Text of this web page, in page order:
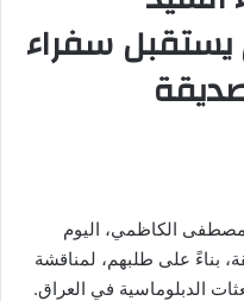
سفراء
الكاظمي، اليوم
وصديقة، بناءً على طلبهم، لمناقشة
الدبلوماسية في العراق.